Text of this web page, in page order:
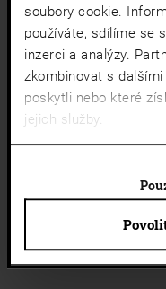
soubory cookie.
používáte, sdílíme se
inzerci a analýzy.
zkombinovat s
poskytli nebo které
jejich služby.